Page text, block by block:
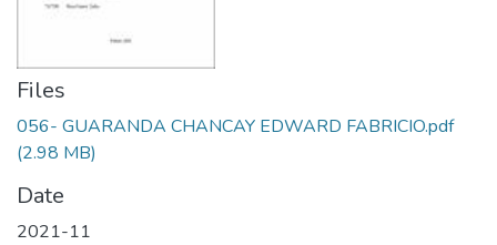
Files
056- GUARANDA CHANCAY EDWARD FABRICIO.pdf
(2.98 MB)
Date
2021-11